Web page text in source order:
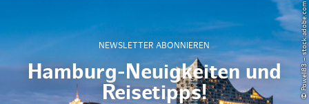
NEWSLETTER ABONNIEREN
Hamburg-Neuigkeiten und
Reisetipps!
© Powell83 – stock.adobe.com